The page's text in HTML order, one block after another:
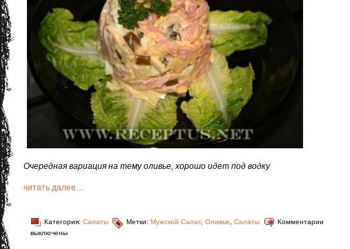
Очередная вариация на тему оливье, хорошо идет под водку
читать далее…
Категория: Салаты Метки: Мужской Салат, Оливье Салаты
Комментарии
выключены